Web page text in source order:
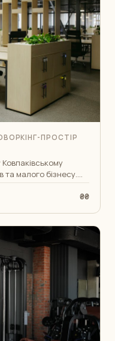
ПРОСТІР
та малого бізнесу.
₴₴